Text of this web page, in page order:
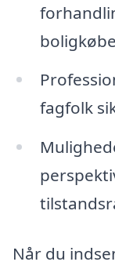
fagfolk
Når du